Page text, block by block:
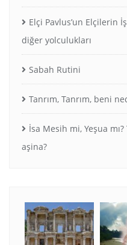
Elçi Pavlus’un Elçilerin
diğer yolculukları
Sabah Rutini
Tanrım, Tanrım, beni
İsa Mesih mi, Yeşua
aşina?